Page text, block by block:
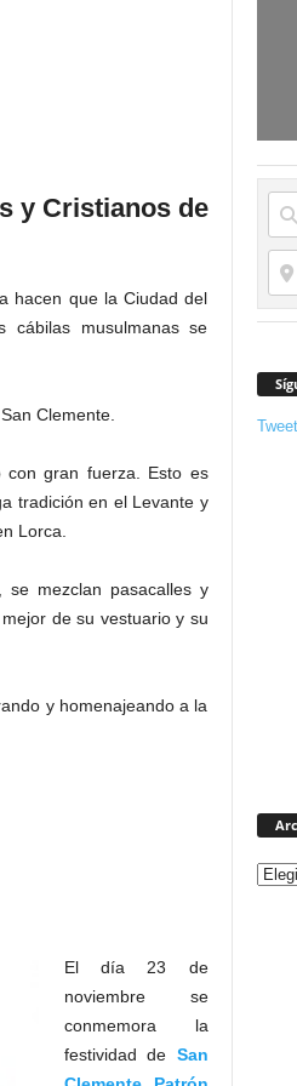
y Cristianos de
hacen que la Ciudad del
musulmanas se
Clemente.
con gran fuerza. Esto es
tradición en el Levante y
Lorca.
mezclan pasacalles y
de su vestuario y su
y homenajeando a la
El día 23 de
noviembre se
conmemora la
festividad de San